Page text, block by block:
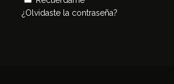
¿Olvidaste la contraseña?